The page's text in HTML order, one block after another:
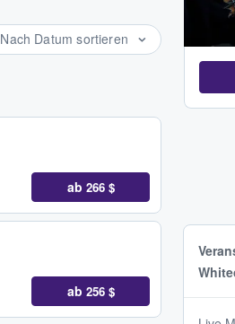
Nach Datum sortieren
ab 266 $
ab 256 $